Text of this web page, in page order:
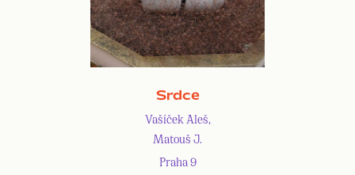
Srdce
Vašíček Aleš,
Matouš J.
Praha 9